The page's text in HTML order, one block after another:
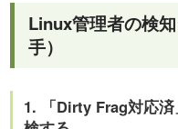
Linux管理者の検
手）
1. 「Dirty Frag対応